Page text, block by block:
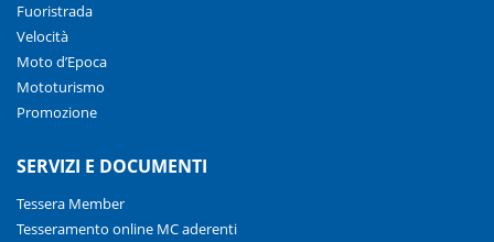
Fuoristrada
Velocità
Moto d’Epoca
Mototurismo
Promozione
SERVIZI E DOCUMENTI
Tessera Member
Tesseramento online MC aderenti